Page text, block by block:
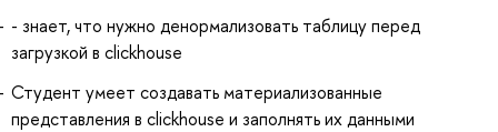
- знает, что нужно денормализовать таблицу перед
загрузкой в clickhouse
Студент умеет создавать материализованные
представления в clickhouse и заполнять их данными